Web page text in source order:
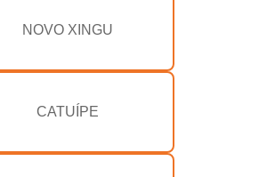
NOVO XINGU
CATUÍPE